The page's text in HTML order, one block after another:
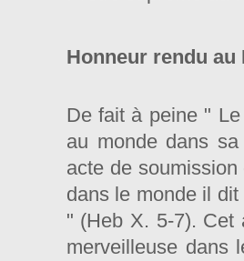
Honneur rendu
De fait à peine " Le
au monde dans
acte de
dans le monde il
" (Heb X. 5-7). Cet
merveilleuse dans